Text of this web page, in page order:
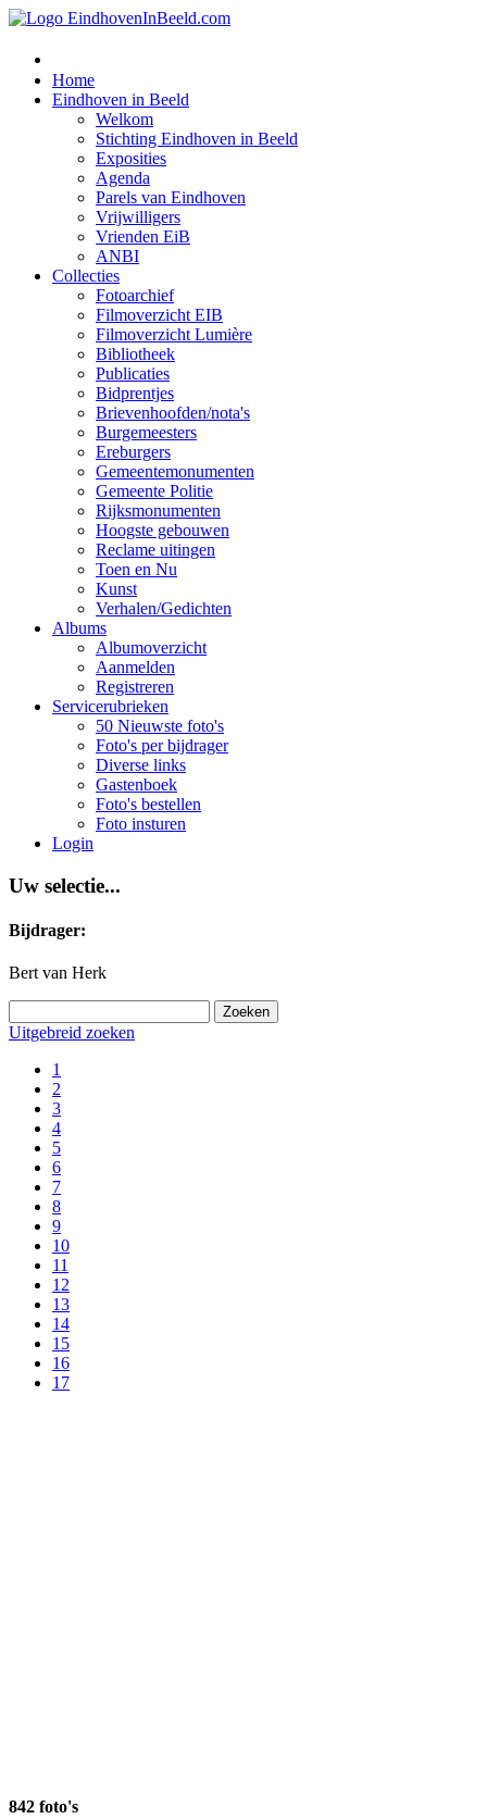
Home
Eindhoven in Beeld
Welkom
Stichting Eindhoven in Beeld
Exposities
Agenda
Parels van Eindhoven
Vrijwilligers
Vrienden EiB
ANBI
Collecties
Fotoarchief
Filmoverzicht EIB
Filmoverzicht Lumière
Bibliotheek
Publicaties
Bidprentjes
Brievenhoofden/nota's
Burgemeesters
Ereburgers
Gemeentemonumenten
Gemeente Politie
Rijksmonumenten
Hoogste gebouwen
Reclame uitingen
Toen en Nu
Kunst
Verhalen/Gedichten
Albums
Albumoverzicht
Aanmelden
Registreren
Servicerubrieken
50 Nieuwste foto's
Foto's per bijdrager
Diverse links
Gastenboek
Foto's bestellen
Foto insturen
Login
Uw selectie...
Bijdrager:
Bert van Herk
Uitgebreid zoeken
1
2
3
4
5
6
7
8
9
10
11
12
13
14
15
16
17
842 foto's